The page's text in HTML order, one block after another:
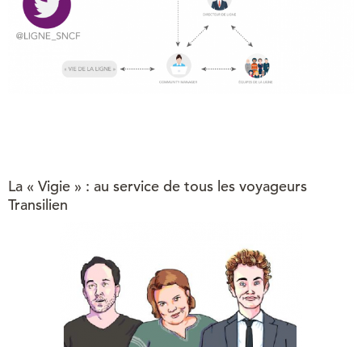
La « Vigie » : au service de tous les voyageurs
Transilien